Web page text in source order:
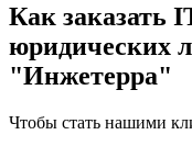
Как заказать
юридических
"Инжетерра"
Чтобы стать нашими